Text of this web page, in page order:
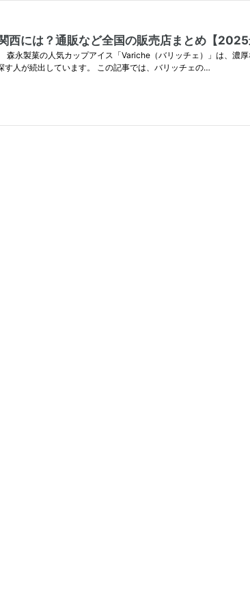
西には？通販など全国の販売店まとめ【2025
永製菓の人気カップアイス「Variche（バリッチェ）」は、濃
人が続出しています。 この記事では、バリッチェの…